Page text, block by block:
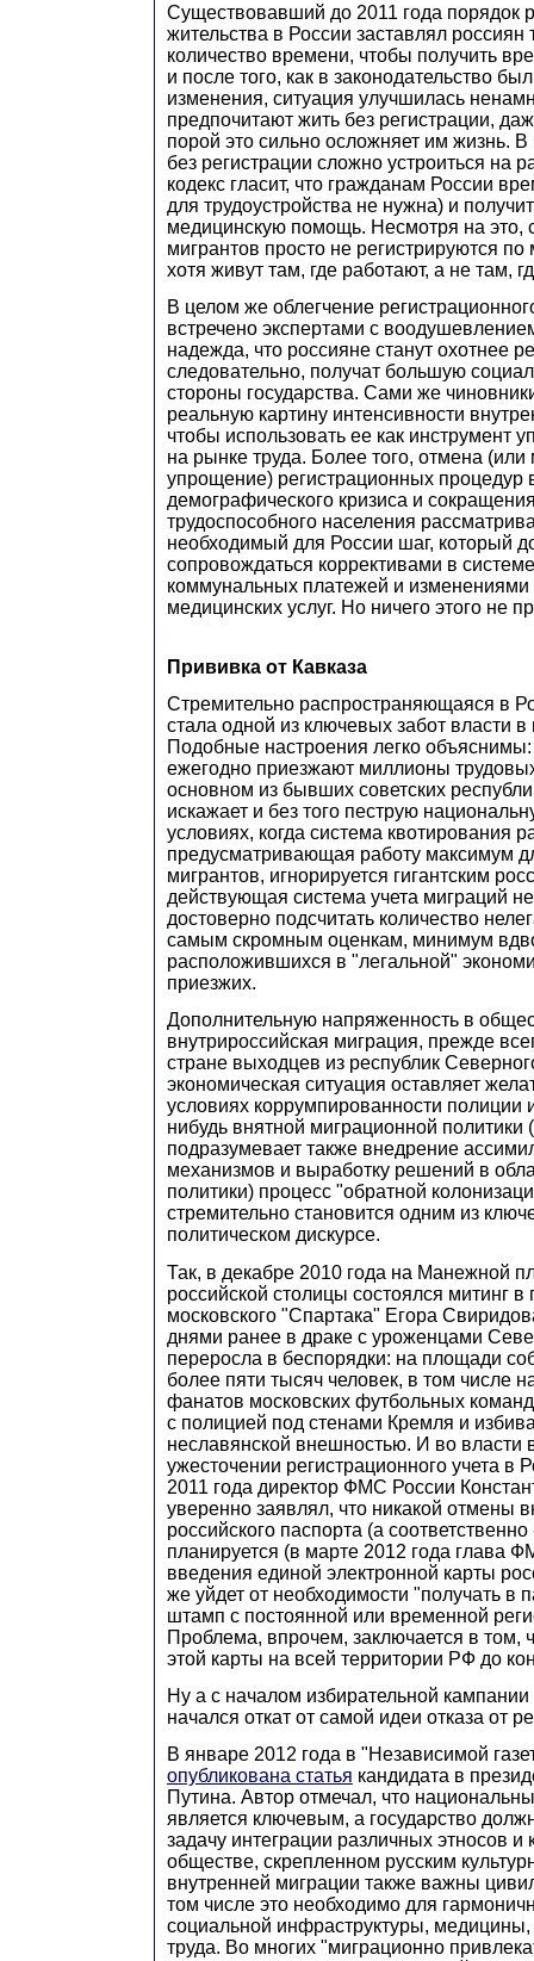
Существовавший до 2011 года порядок
жительства в России заставлял россиян
количество времени, чтобы получить
и после того, как в законодательство
изменения, ситуация улучшилась
предпочитают жить без регистрации,
порой это сильно осложняет им жизнь. В
без регистрации сложно устроиться на
кодекс гласит, что гражданам России
для трудоустройства не нужна) и
медицинскую помощь. Несмотря на это,
мигрантов просто не регистрируются
хотя живут там, где работают, а не там,
В целом же облегчение
встречено экспертами с
надежда, что россияне станут охотнее
следовательно, получат большую
стороны государства. Сами же
реальную картину интенсивности
чтобы использовать ее как инструмент
на рынке труда. Более того, отмена
упрощение) регистрационных процедур
демографического кризиса и
трудоспособного населения
необходимый для России шаг, который
сопровождаться коррективами в
коммунальных платежей и изменениями
медицинских услуг. Но ничего этого не
Прививка от Кавказа
Стремительно распространяющаяся в
стала одной из ключевых забот власти
Подобные настроения легко
ежегодно приезжают миллионы
основном из бывших советских
искажает и без того пеструю
условиях, когда система квотирования
предусматривающая работу максимум
мигрантов, игнорируется гигантским
действующая система учета миграций
достоверно подсчитать количество
самым скромным оценкам, минимум
расположившихся в "легальной"
приезжих.
Дополнительную напряженность в
внутрироссийская миграция, прежде
стране выходцев из республик
экономическая ситуация оставляет
условиях коррумпированности полиции
нибудь внятной миграционной политики
подразумевает также внедрение
механизмов и выработку решений в
политики) процесс "обратной
стремительно становится одним из
политическом дискурсе.
Так, в декабре 2010 года на Манежной
российской столицы состоялся митинг
московского "Спартака" Егора
днями ранее в драке с уроженцами
переросла в беспорядки: на площади
более пяти тысяч человек, в том числе
фанатов московских футбольных
с полицией под стенами Кремля и
неславянской внешностью. И во власти
ужесточении регистрационного учета в
2011 года директор ФМС России
уверенно заявлял, что никакой отмены
российского паспорта (а
планируется (в марте 2012 года глава
введения единой электронной карты
же уйдет от необходимости "получать в
штамп с постоянной или временной
Проблема, впрочем, заключается в том,
этой карты на всей территории РФ до
Ну а с началом избирательной
начался откат от самой идеи отказа от
В январе 2012 года в "Независимой
опубликована статья кандидата в
Путина. Автор отмечал, что
является ключевым, а государство
задачу интеграции различных этносов и
обществе, скрепленном русским
внутренней миграции также важны
том числе это необходимо для
социальной инфраструктуры,
труда. Во многих "миграционно